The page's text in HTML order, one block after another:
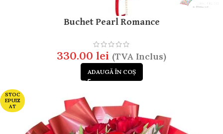
Buchet Pearl Romance
330.00 lei (TVA Inclus)
ADAUGĂ ÎN COȘ
STOC
EPUIZ
AT